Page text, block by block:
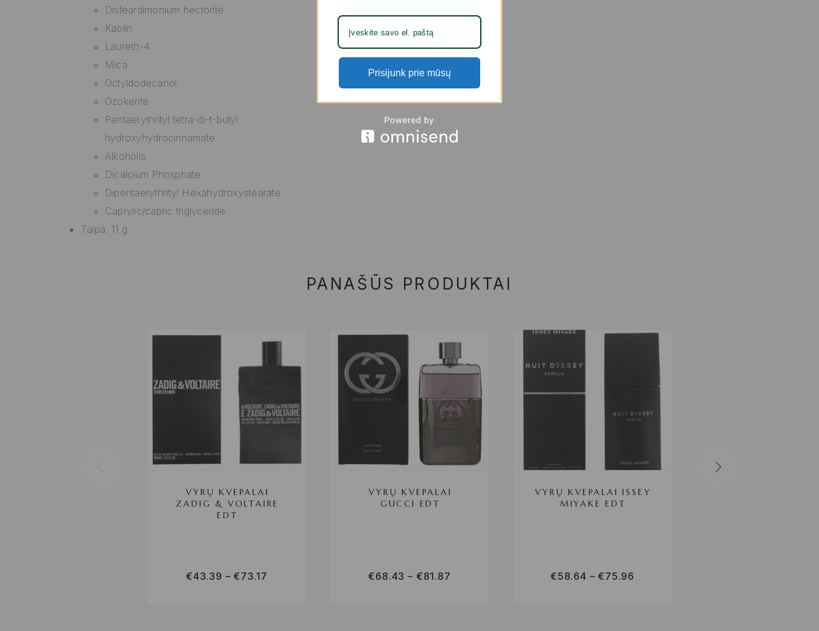
Disteardimonium hectorite
Kaolin
Laureth-4
Mica
Octyldodecanol
Ozokerite
Pentaerythrityl tetra-di-t-butyl
hydroxyhydrocinnamate
Alkoholis
Dicalcium Phosphate
Dipentaerythrityl Hexahydroxystearate
Caprylic/capric triglyceride
Talpa: 11 g
PANAŠŪS PRODUKTAI
VYRŲ KVEPALAI
ZADIG & VOLTAIRE
EDT
€43.39 – €73.17
VYRŲ KVEPALAI
GUCCI EDT
€68.43 – €81.87
VYRŲ KVEPALAI ISSEY
MIYAKE EDT
€58.64 – €75.96
Prisijunk prie mūsų